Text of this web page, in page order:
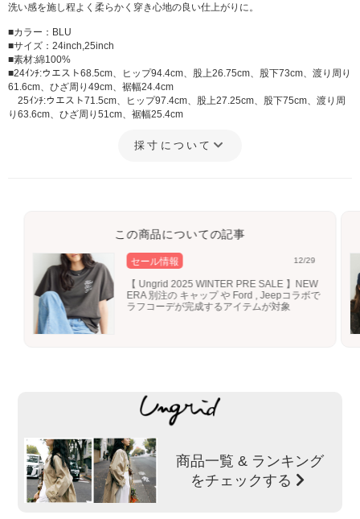
洗い感を施し程よく柔らかく穿き心地の良い仕上がりに。
■カラー：BLU
■サイズ：24inch,25inch
■素材:綿100%
■24ｲﾝﾁ:ウエスト68.5cm、ヒップ94.4cm、股上26.75cm、股下73cm、渡り周り
61.6cm、ひざ周り49cm、裾幅24.4cm
25ｲﾝﾁ:ウエスト71.5cm、ヒップ97.4cm、股上27.25cm、股下75cm、渡り周
り63.6cm、ひざ周り51cm、裾幅25.4cm
採寸について
この商品についての記事
セール情報 12/29
【 Ungrid 2025 WINTER PRE SALE 】NEW
ERA 別注の キャップ や Ford , Jeepコラボで
ラフコーデが完成するアイテムが対象
商品一覧 & ランキング
をチェックする